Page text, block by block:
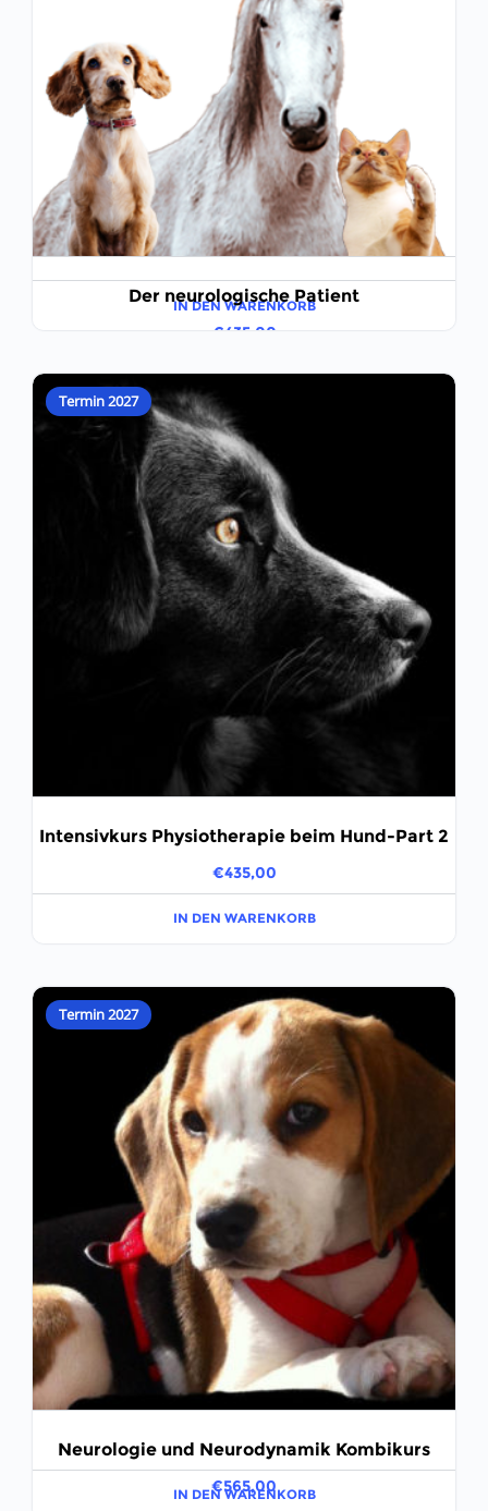
Der neurologische Patient
€435,00
IN DEN WARENKORB
Termin 2027
Intensivkurs Physiotherapie beim Hund-Part 2
€435,00
IN DEN WARENKORB
Termin 2027
Neurologie und Neurodynamik Kombikurs
€565,00
IN DEN WARENKORB